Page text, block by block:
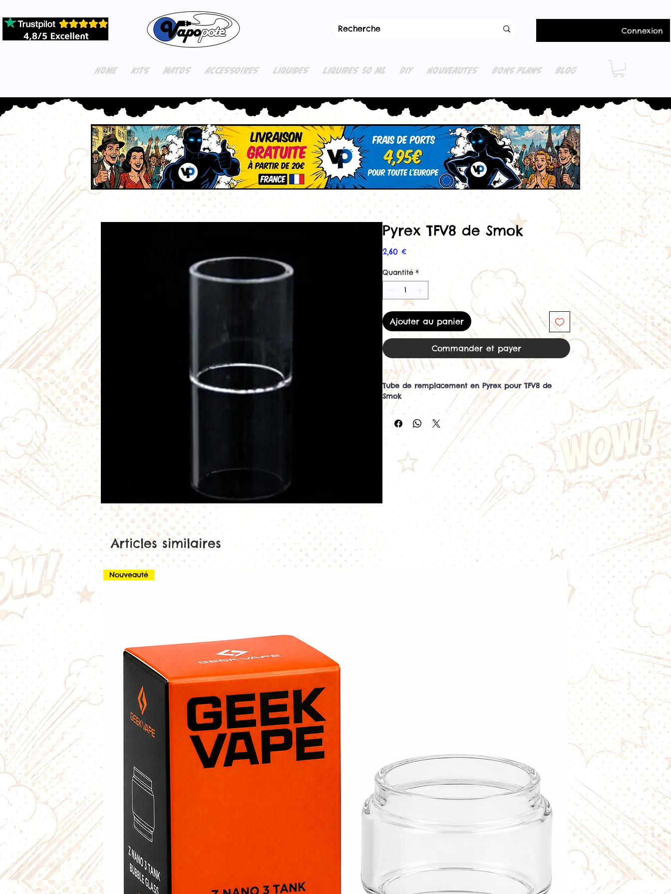
Connexion
HOME KITS MATOS ACCESSOIRES LIQUIDES LIQUIDES 50 ML DIY NOUVEAUTES BONS PLANS BLOG
Pyrex TFV8 de Smok
2,60 €Prix
Quantité *
Ajouter au panier
Commander et payer
Tube de remplacement en Pyrex pour TFV8 de
Smok
Le verre de remplacement offre une solution
appropriée pour réparer votre réservoir en verre
sans avoir à acheter un tout nouveau réservoir.
Nous vous recommandons d'investir dans un
remplacement à conserver comme pièce de
rechange en cas d'urgence.
Articles similaires
Nouveauté Nouveauté